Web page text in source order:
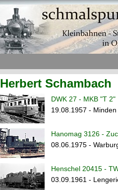
Herbert Schambach
DWK 27 - MKB "T 2"
19.08.1957 -
Hanomag 3126 -
08.06.1975 -
Henschel 20415 -
03.09.1961 -